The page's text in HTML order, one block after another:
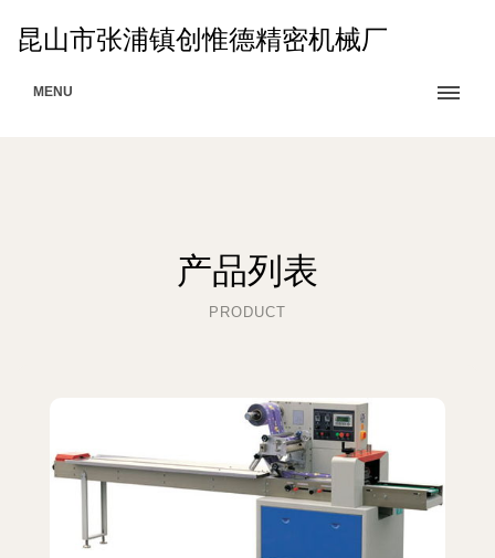
昆山市张浦镇创惟德精密机械厂
MENU
产品列表
PRODUCT